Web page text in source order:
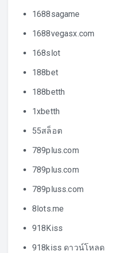
1688sagame
1688vegasx.com
168slot
188bet
188betth
1xbetth
55สล็อต
789plus.com
789plus.com
789pluss.com
8lots.me
918Kiss
918kiss ดาวน์โหลด